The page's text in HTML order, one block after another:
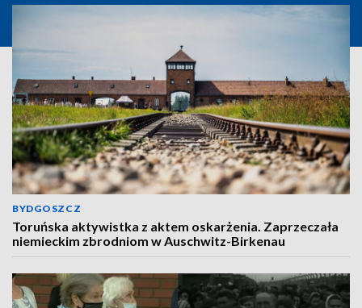
BYDGOSZCZ
Toruńska aktywistka z aktem oskarżenia. Zaprzeczała
niemieckim zbrodniom w Auschwitz-Birkenau